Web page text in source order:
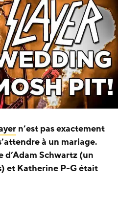
n’est pas exactement
à un mariage.
d’Adam Schwartz (un
et Katherine P-G était